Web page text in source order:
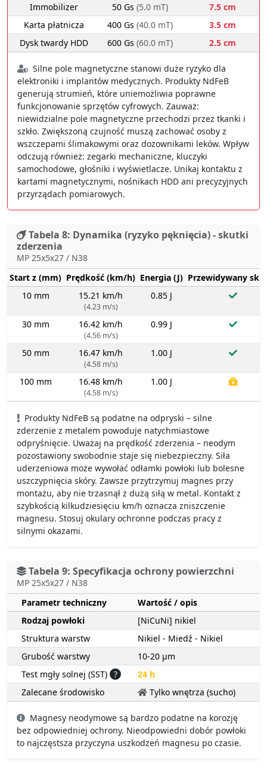
Immobilizer
50 Gs (5.0 mT)
7.5 cm
Karta płatnicza
400 Gs (40.0 mT)
3.5 cm
Dysk twardy HDD
600 Gs (60.0 mT) 2.5 cm
Silne pole magnetyczne stanowi duże ryzyko dla
elektroniki i implantów medycznych. Produkty NdFeB
generują strumień, które uniemożliwia poprawne
funkcjonowanie sprzętów cyfrowych. Zauważ:
niewidzialne pole magnetyczne przechodzi przez tkanki i
szkło. Zwiększoną czujność muszą zachować osoby z
wszczepami ślimakowymi oraz dozownikami leków. Wpływ
odczują również: zegarki mechaniczne, kluczyki
samochodowe, głośniki i wyświetlacze. Unikaj kontaktu z
kartami magnetycznymi, nośnikach HDD ani precyzyjnych
przyrządach pomiarowych.
Tabela 8: Dynamika (ryzyko pęknięcia) - skutki
zderzenia
MP 25x5x27 / N38
Start z (mm) Prędkość (km/h) Energia (J) Przewidywany
10 mm
15.21 km/h
(4.23 m/s)
0.85 J
30 mm 16.42 km/h
(4.56 m/s)
0.99 J
50 mm 16.47 km/h
(4.58 m/s)
1.00 J
100 mm 16.48 km/h
(4.58 m/s)
1.00 J
Produkty NdFeB są podatne na odpryski – silne
zderzenie z metalem powoduje natychmiastowe
odpryśnięcie. Uważaj na prędkość zderzenia – neodym
pozostawiony swobodnie staje się niebezpieczny. Siła
uderzeniowa może wywołać odłamki powłoki lub bolesne
uszczypnięcia skóry. Zawsze przytrzymuj magnes przy
montażu, aby nie trzasnął z dużą siłą w metal. Kontakt z
szybkością kilkudziesięciu km/h oznacza zniszczenie
magnesu. Stosuj okulary ochronne podczas pracy z
silnymi okazami.
Tabela 9: Specyfikacja ochrony powierzchni
MP 25x5x27 / N38
Parametr techniczny
Wartość / opis
Rodzaj powłoki
[NiCuNi] nikiel
Struktura warstw
Nikiel - Miedź - Nikiel
Grubość warstwy
10-20 µm
Test mgły solnej (SST) ?
24 h
Zalecane środowisko
Tylko wnętrza (sucho)
Magnesy neodymowe są bardzo podatne na korozję
bez odpowiedniej ochrony. Nieodpowiedni dobór powłoki
to najczęstsza przyczyna uszkodzeń magnesu po czasie.